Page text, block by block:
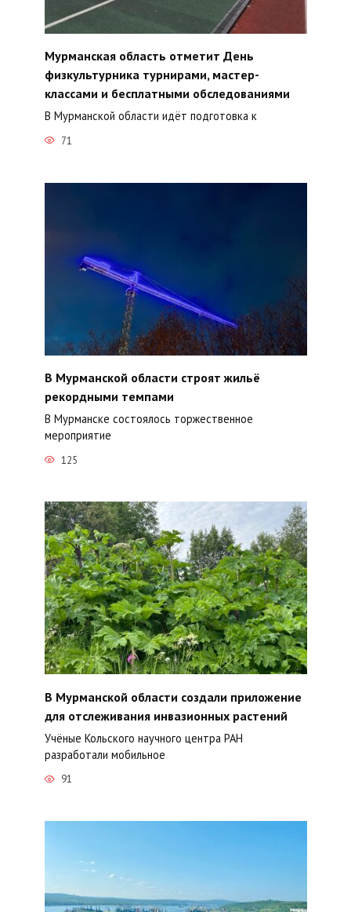
Мурманская область отметит День
физкультурника турнирами, мастер-
классами и бесплатными обследованиями
В Мурманской области идёт подготовка к
71
В Мурманской области строят жильё
рекордными темпами
В Мурманске состоялось торжественное
мероприятие
125
В Мурманской области создали приложение
для отслеживания инвазионных растений
Учёные Кольского научного центра РАН
разработали мобильное
91